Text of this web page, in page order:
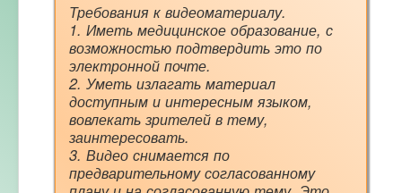
Требования к видеоматериалу.
1. Иметь медицинское образование, с
возможностью подтвердить это по
электронной почте.
2. Уметь излагать материал
доступным и интересным языком,
вовлекать зрителей в тему,
заинтересовать.
3. Видео снимается по
предварительному согласованному